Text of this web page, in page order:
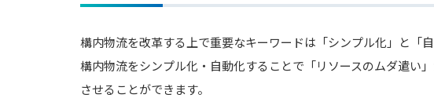
構内物流を改革する上で重要なキーワードは「シンプル化」と「自
構内物流をシンプル化・自動化することで「リソースのムダ遣い
させることができます。